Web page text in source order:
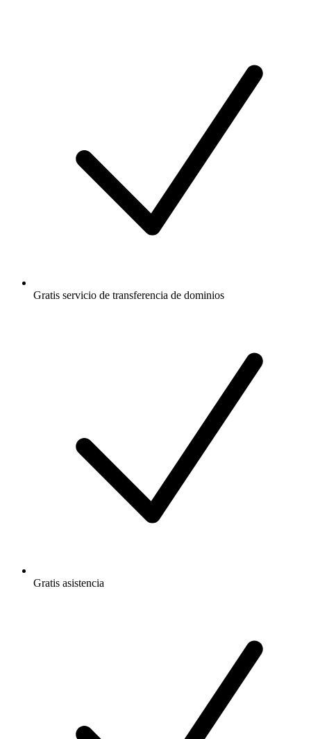
Gratis servicio de transferencia de dominios
Gratis asistencia